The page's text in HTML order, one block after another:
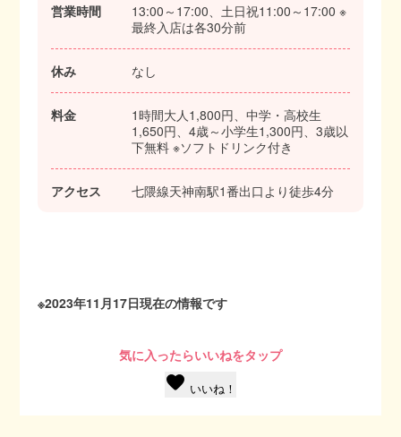
営業時間
13:00～17:00、土日祝11:00～17:00 ※
最終入店は各30分前
休み なし
料金
1時間大人1,800円、中学・高校生
1,650円、4歳～小学生1,300円、3歳以
下無料 ※ソフトドリンク付き
アクセス 七隈線天神南駅1番出口より徒歩4分
※2023年11月17日現在の情報です
気に入ったらいいねをタップ
favorite いいね！